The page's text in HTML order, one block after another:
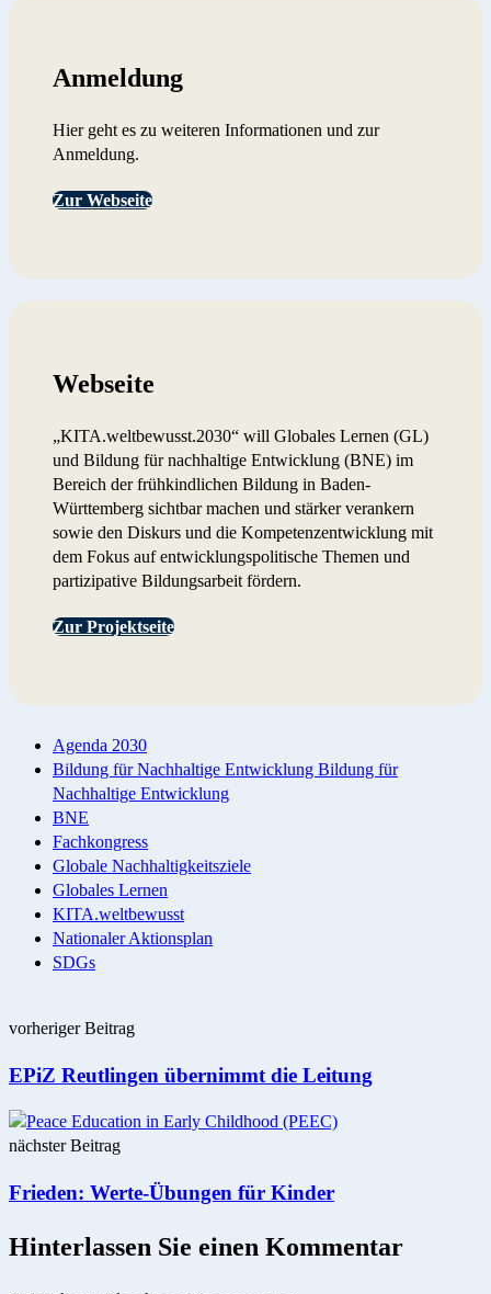
Anmeldung
Hier geht es zu weiteren Informationen und zur
Anmeldung.
Zur Webseite
Webseite
„KITA.weltbewusst.2030“ will Globales Lernen (GL)
und Bildung für nachhaltige Entwicklung (BNE) im
Bereich der frühkindlichen Bildung in Baden-
Württemberg sichtbar machen und stärker verankern
sowie den Diskurs und die Kompetenzentwicklung mit
dem Fokus auf entwicklungspolitische Themen und
partizipative Bildungsarbeit fördern.
Zur Projektseite
Agenda 2030
Bildung für Nachhaltige Entwicklung Bildung für
Nachhaltige Entwicklung
BNE
Fachkongress
Globale Nachhaltigkeitsziele
Globales Lernen
KITA.weltbewusst
Nationaler Aktionsplan
SDGs
navigation
vorheriger Beitrag
EPiZ Reutlingen übernimmt die Leitung
nächster Beitrag
Frieden: Werte-Übungen für Kinder
Hinterlassen Sie einen Kommentar